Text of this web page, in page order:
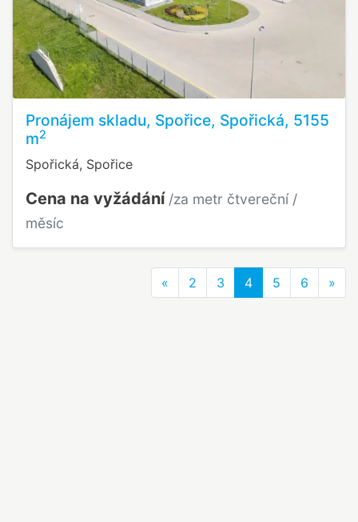
Pronájem skladu, Spořice, Spořická, 5155
m2
Spořická, Spořice
Cena na vyžádání /za metr čtvereční /
měsíc
« Previous
2 3 4 5 6 »